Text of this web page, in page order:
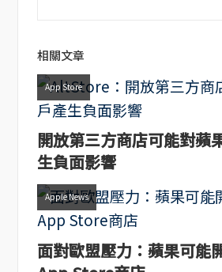
相關文章
App Store
開放第三方商店可能對蘋
生負面影響
Apple News
面對歐盟壓力：蘋果可能